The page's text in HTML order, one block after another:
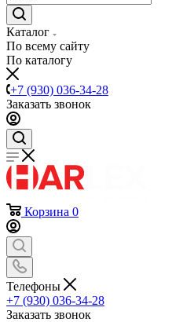
Каталог
По всему сайту
По каталогу
+7 (930) 036-34-28
Заказать звонок
Корзина 0
Телефоны
+7 (930) 036-34-28
Заказать звонок